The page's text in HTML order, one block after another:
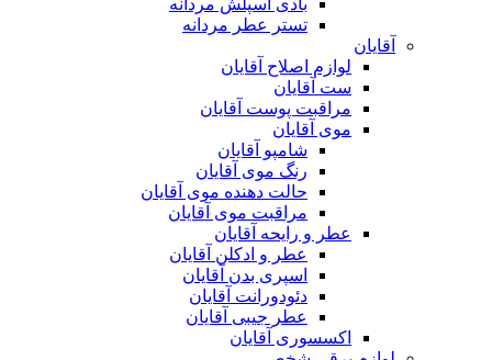
تستر عطر مردانه
آقایان
لوازم اصلاح آقایان
ست آقایان
مراقبت پوست آقایان
موی آقایان
شامپو آقایان
رنگ موی آقایان
حالت دهنده موی آقایان
مراقبت موی آقایان
عطر و رایحه آقایان
عطر و ادکلن آقایان
اسپری بدن آقایان
دئودورانت آقایان
عطر جیبی آقایان
اکسسوری آقایان